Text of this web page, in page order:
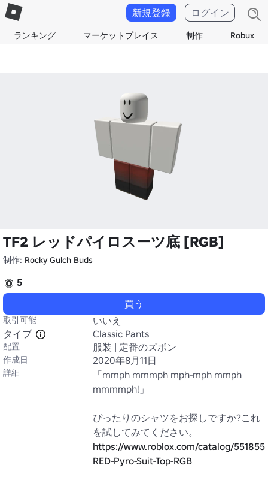
ランキング マーケットプレイス 制作 Robux
新規登録 ログイン
TF2 レッドパイロスーツ底 [RGB]
制作: Rocky Gulch Buds
5
買う
取引可能
いいえ
タイプ
Classic Pants
配置 服装 | 定番のズボン
作成日 2020年8月11日
詳細
「mmph mmmph mph-mph mmph
mmmmph!」
ぴったりのシャツをお探しですか?これ
https://www.roblox.com/catalog/
RED-Pyro-Suit-Top-RGB